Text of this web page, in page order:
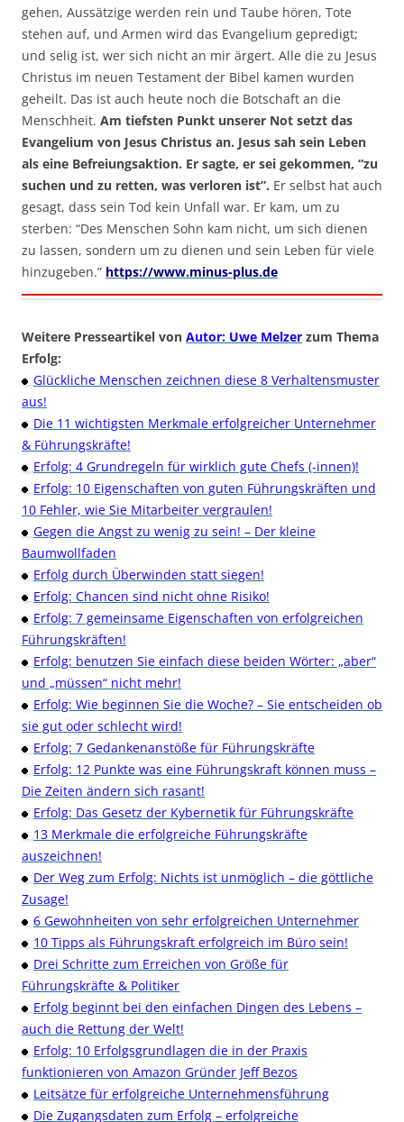
gehen, Aussätzige werden rein und Taube hören, Tote
stehen auf, und Armen wird das Evangelium gepredigt;
und selig ist, wer sich nicht an mir ärgert. Alle die zu Jesus
Christus im neuen Testament der Bibel kamen wurden
geheilt. Das ist auch heute noch die Botschaft an die
Menschheit. Am tiefsten Punkt unserer Not setzt das
Evangelium von Jesus Christus an. Jesus sah sein Leben
als eine Befreiungsaktion. Er sagte, er sei gekommen, “zu
suchen und zu retten, was verloren ist”. Er selbst hat auch
gesagt, dass sein Tod kein Unfall war. Er kam, um zu
sterben: “Des Menschen Sohn kam nicht, um sich dienen
zu lassen, sondern um zu dienen und sein Leben für viele
hinzugeben.” https://www.minus-plus.de
Weitere Presseartikel von Autor: Uwe Melzer zum Thema
Erfolg:
Glückliche Menschen zeichnen diese 8 Verhaltensmuster
aus!
Die 11 wichtigsten Merkmale erfolgreicher Unternehmer
& Führungskräfte!
Erfolg: 4 Grundregeln für wirklich gute Chefs (-innen)!
Erfolg: 10 Eigenschaften von guten Führungskräften und
10 Fehler, wie Sie Mitarbeiter vergraulen!
Gegen die Angst zu wenig zu sein! – Der kleine
Baumwollfaden
Erfolg durch Überwinden statt siegen!
Erfolg: Chancen sind nicht ohne Risiko!
Erfolg: 7 gemeinsame Eigenschaften von erfolgreichen
Führungskräften!
Erfolg: benutzen Sie einfach diese beiden Wörter: „aber“
und „müssen“ nicht mehr!
Erfolg: Wie beginnen Sie die Woche? – Sie entscheiden ob
sie gut oder schlecht wird!
Erfolg: 7 Gedankenanstöße für Führungskräfte
Erfolg: 12 Punkte was eine Führungskraft können muss –
Die Zeiten ändern sich rasant!
Erfolg: Das Gesetz der Kybernetik für Führungskräfte
13 Merkmale die erfolgreiche Führungskräfte
auszeichnen!
Der Weg zum Erfolg: Nichts ist unmöglich – die göttliche
Zusage!
6 Gewohnheiten von sehr erfolgreichen Unternehmer
10 Tipps als Führungskraft erfolgreich im Büro sein!
Drei Schritte zum Erreichen von Größe für
Führungskräfte & Politiker
Erfolg beginnt bei den einfachen Dingen des Lebens –
auch die Rettung der Welt!
Erfolg: 10 Erfolgsgrundlagen die in der Praxis
funktionieren von Amazon Gründer Jeff Bezos
Leitsätze für erfolgreiche Unternehmensführung
Die Zugangsdaten zum Erfolg – erfolgreiche